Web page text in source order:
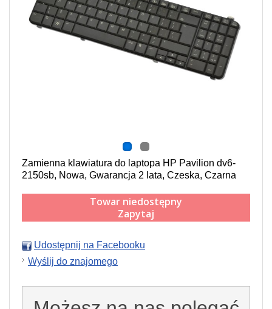
Zamienna klawiatura do laptopa HP Pavilion dv6-
2150sb, Nowa, Gwarancja 2 lata, Czeska, Czarna
Towar niedostępny
Zapytaj
Udostępnij na Facebooku
Wyślij do znajomego